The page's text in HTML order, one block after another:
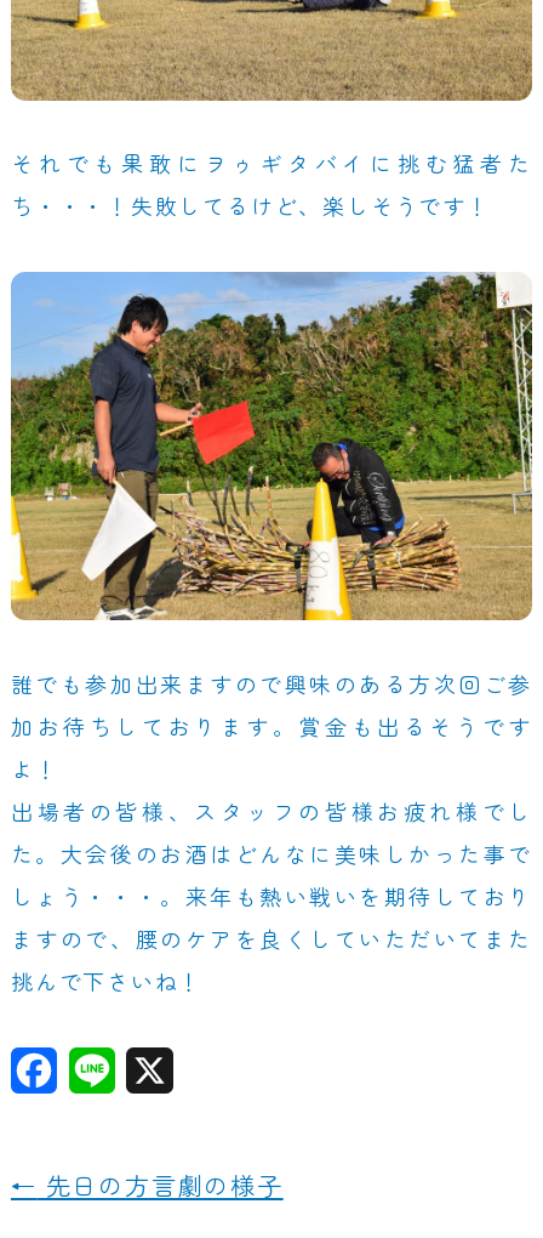
それでも果敢にヲゥギタバイに挑む猛者た
ち・・・！失敗してるけど、楽しそうです！
誰でも参加出来ますので興味のある方次回ご参
加お待ちしております。賞金も出るそうです
よ！
出場者の皆様、スタッフの皆様お疲れ様でし
た。大会後のお酒はどんなに美味しかった事で
しょう・・・。来年も熱い戦いを期待しており
ますので、腰のケアを良くしていただいてまた
挑んで下さいね！
F
c
e
Li
e
X
← 先日の方言劇の様子